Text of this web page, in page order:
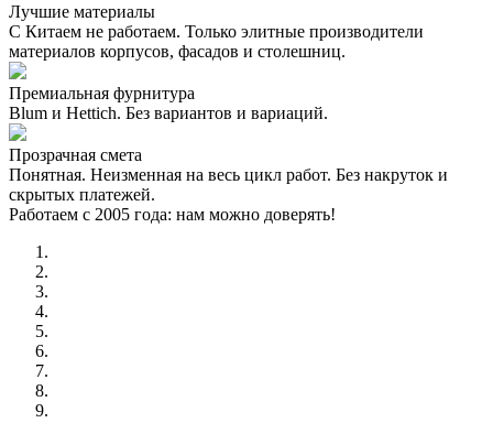
Лучшие материалы
С Китаем не работаем. Только элитные производители
материалов корпусов, фасадов и столешниц.
Премиальная фурнитура
Blum и Hettich. Без вариантов и вариаций.
Прозрачная смета
Понятная. Неизменная на весь цикл работ. Без накруток и
скрытых платежей.
Работаем с 2005 года: нам можно доверять!